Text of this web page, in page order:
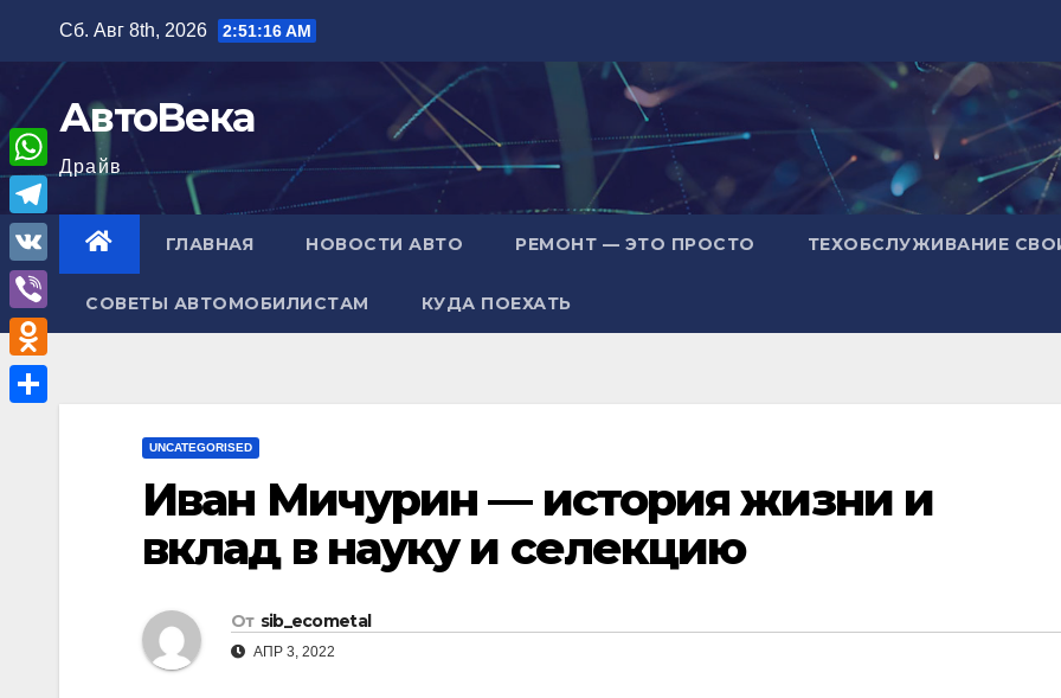
содержимому
Сб. Авг 8th, 2026 2:51:16 AM
АвтоВека
Драйв
ГЛАВНАЯ НОВОСТИ АВТО РЕМОНТ — ЭТО ПРОСТО ТЕХОБСЛУЖИВАНИЕ
СОВЕТЫ АВТОМОБИЛИСТАМ КУДА ПОЕХАТЬ
UNCATEGORISED
Иван Мичурин — история жизни и
вклад в науку и селекцию
От sib_ecometal
АПР 3, 2022
W
h
a
A
T
e
l
e
g
V
K
V
i
b
O